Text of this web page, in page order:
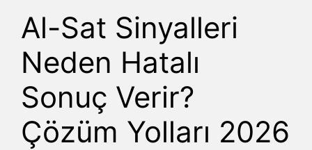
Al-Sat Sinyalleri
Neden Hatalı
Sonuç Verir?
Çözüm Yolları 2026